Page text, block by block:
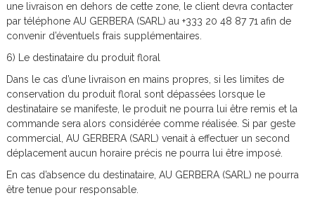
une livraison en dehors de cette zone, le client devra contacter
par téléphone AU GERBERA (SARL) au +333 20 48 87 71 afin de
convenir d’éventuels frais supplémentaires.
6) Le destinataire du produit floral
Dans le cas d’une livraison en mains propres, si les limites de
conservation du produit floral sont dépassées lorsque le
destinataire se manifeste, le produit ne pourra lui être remis et la
commande sera alors considérée comme réalisée. Si par geste
commercial, AU GERBERA (SARL) venait à effectuer un second
déplacement aucun horaire précis ne pourra lui être imposé.
En cas d’absence du destinataire, AU GERBERA (SARL) ne pourra
être tenue pour responsable.